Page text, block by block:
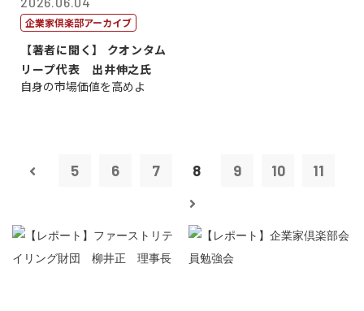
企業家倶楽部アーカイブ
【著者に聞く】 クオンタム
リープ代表 出井伸之氏
自身の市場価値を高めよ
5 6 7 8 9 10 11